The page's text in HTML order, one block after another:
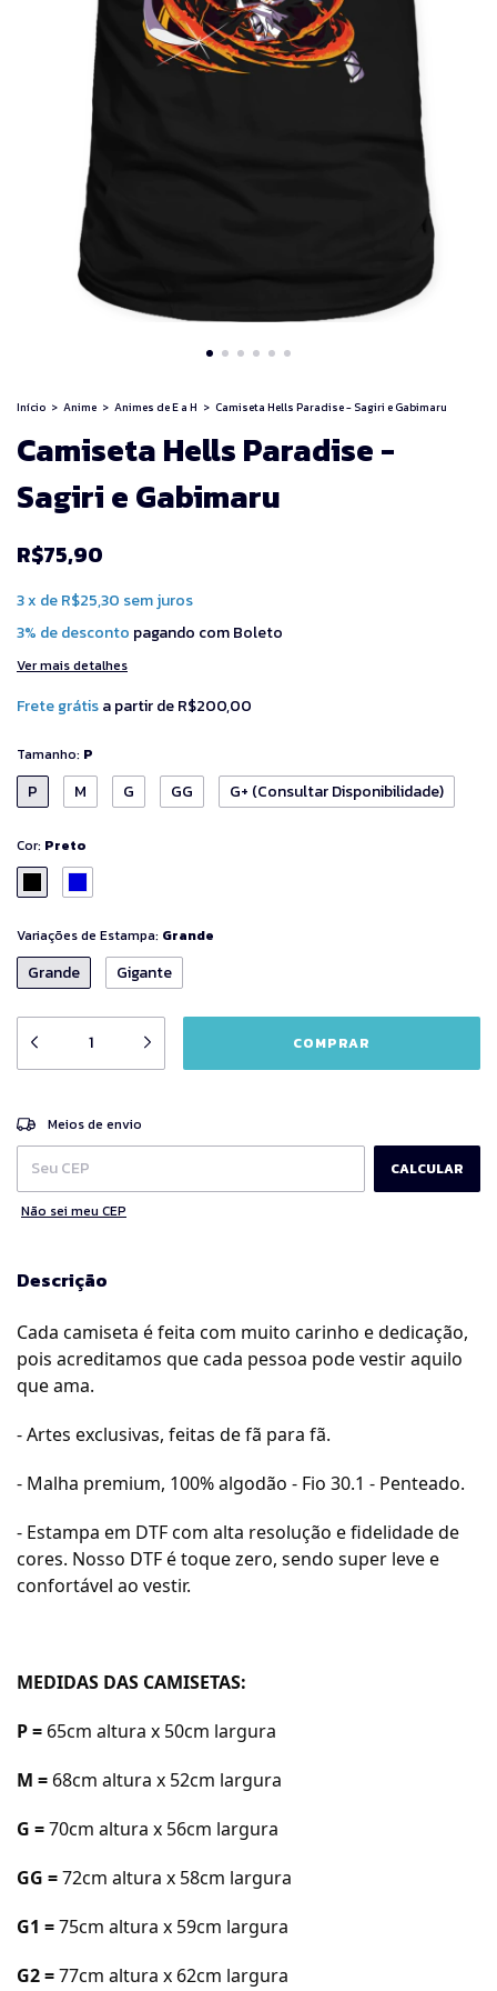
Início > Anime > Animes de E a H > Camiseta Hells Paradise - Sagiri e Gabimaru
Camiseta Hells Paradise -
Sagiri e Gabimaru
R$75,90
3x deR$25,30 sem juros
3% de desconto pagando com Boleto
Ver mais detalhes
Frete grátisa partir deR$200,00
Tamanho: P
P M G GG G+ (Consultar Disponibilidade)
Cor: Preto
Variações de Estampa: Grande
Grande Gigante
Entregas para o CEP:
Meios de envio
CALCULAR
Não sei meu CEP
Descrição
Cada camiseta é feita com muito carinho e dedicação,
pois acreditamos que cada pessoa pode vestir aquilo
que ama.
- Artes exclusivas, feitas de fã para fã.
- Malha premium, 100% algodão - Fio 30.1 - Penteado.
- Estampa em DTF com alta resolução e fidelidade de
cores. Nosso DTF é toque zero, sendo super leve e
confortável ao vestir.
MEDIDAS DAS CAMISETAS:
P = 65cm altura x 50cm largura
M = 68cm altura x 52cm largura
G =70cm altura x 56cm largura
GG =72cm altura x 58cm largura
G1 =75cm altura x 59cm largura
G2 =77cm altura x 62cm largura